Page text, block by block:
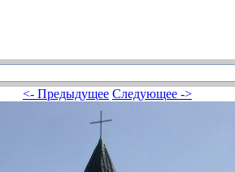
<- Предыдущее Следующее ->